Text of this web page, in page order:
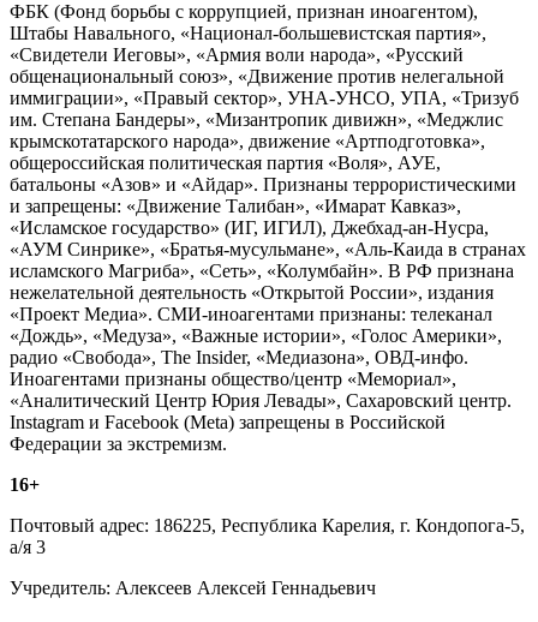
ФБК (Фонд борьбы с коррупцией, признан иноагентом),
Штабы Навального, «Национал-большевистская партия»,
«Свидетели Иеговы», «Армия воли народа», «Русский
общенациональный союз», «Движение против нелегальной
иммиграции», «Правый сектор», УНА-УНСО, УПА, «Тризуб
им. Степана Бандеры», «Мизантропик дивижн», «Меджлис
крымскотатарского народа», движение «Артподготовка»,
общероссийская политическая партия «Воля», АУЕ,
батальоны «Азов» и «Айдар». Признаны террористическими
и запрещены: «Движение Талибан», «Имарат Кавказ»,
«Исламское государство» (ИГ, ИГИЛ), Джебхад-ан-Нусра,
«АУМ Синрике», «Братья-мусульмане», «Аль-Каида в странах
исламского Магриба», «Сеть», «Колумбайн». В РФ признана
нежелательной деятельность «Открытой России», издания
«Проект Медиа». СМИ-иноагентами признаны: телеканал
«Дождь», «Медуза», «Важные истории», «Голос Америки»,
радио «Свобода», The Insider, «Медиазона», ОВД-инфо.
Иноагентами признаны общество/центр «Мемориал»,
«Аналитический Центр Юрия Левады», Сахаровский центр.
Instagram и Facebook (Metа) запрещены в Российской
Федерации за экстремизм.
16+
Почтовый адрес: 186225, Республика Карелия, г. Кондопога-5,
а/я 3
Учредитель: Алексеев Алексей Геннадьевич